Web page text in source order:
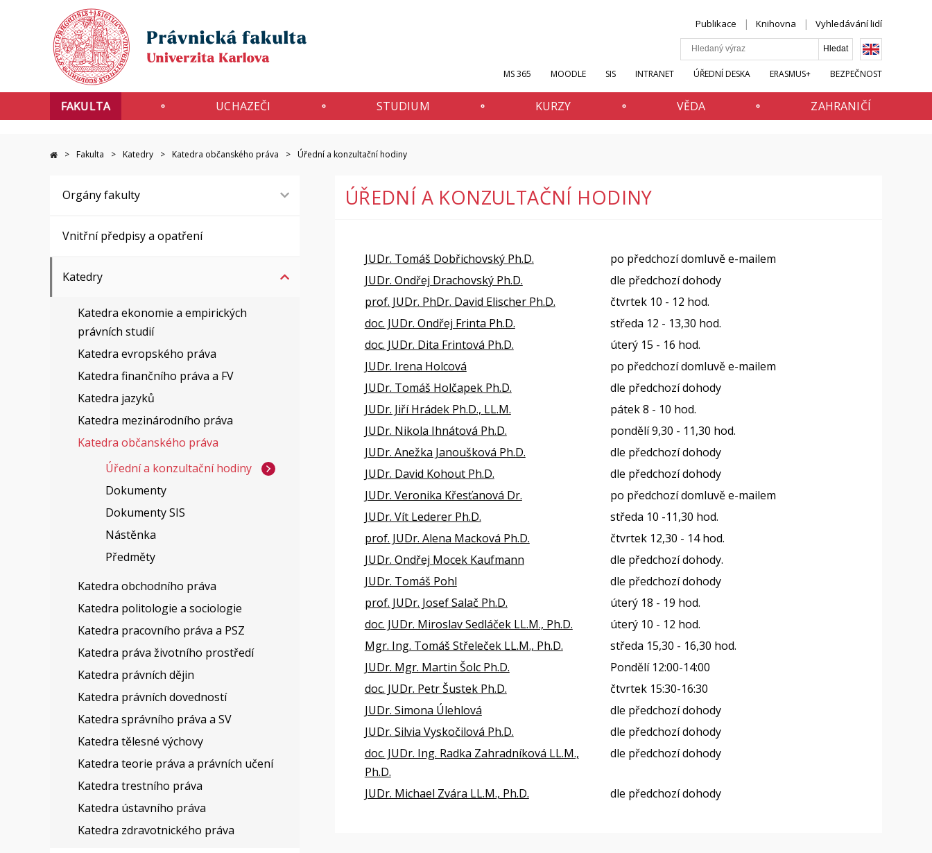
Publikace Knihovna Vyhledávání lidí
MS 365 MOODLE SIS INTRANET ÚŘEDNÍ DESKA ERASMUS+ BEZPEČNOST
FAKULTA UCHAZEČI STUDIUM KURZY VĚDA ZAHRANIČÍ
Fakulta Katedry Katedra občanského práva Úřední a konzultační hodiny
Orgány fakulty
Vnitřní předpisy a opatření
Katedry
Katedra ekonomie a empirických
právních studií
Katedra evropského práva
Katedra finančního práva a FV
Katedra jazyků
Katedra mezinárodního práva
Katedra občanského práva
Úřední a konzultační hodiny
Dokumenty
Dokumenty SIS
Nástěnka
Předměty
Katedra obchodního práva
Katedra politologie a sociologie
Katedra pracovního práva a PSZ
Katedra práva životního prostředí
Katedra právních dějin
Katedra právních dovedností
Katedra správního práva a SV
Katedra tělesné výchovy
Katedra teorie práva a právních učení
Katedra trestního práva
Katedra ústavního práva
Katedra zdravotnického práva
ÚŘEDNÍ A KONZULTAČNÍ HODINY
JUDr. Tomáš Dobřichovský Ph.D.
po předchozí domluvě e-mailem
JUDr. Ondřej Drachovský Ph.D.
dle předchozí dohody
prof. JUDr. PhDr. David Elischer Ph.D.
čtvrtek 10 - 12 hod.
doc. JUDr. Ondřej Frinta Ph.D.
středa 12 - 13,30 hod.
doc. JUDr. Dita Frintová Ph.D.
úterý 15 - 16 hod.
JUDr. Irena Holcová
po předchozí domluvě e-mailem
JUDr. Tomáš Holčapek Ph.D.
dle předchozí dohody
JUDr. Jiří Hrádek Ph.D., LL.M.
pátek 8 - 10 hod.
JUDr. Nikola Ihnátová Ph.D.
pondělí 9,30 - 11,30 hod.
JUDr. Anežka Janoušková Ph.D.
dle předchozí dohody
JUDr. David Kohout Ph.D.
dle předchozí dohody
JUDr. Veronika Křesťanová Dr.
po předchozí domluvě e-mailem
JUDr. Vít Lederer Ph.D.
středa 10 -11,30 hod.
prof. JUDr. Alena Macková Ph.D.
čtvrtek 12,30 - 14 hod.
JUDr. Ondřej Mocek Kaufmann
dle předchozí dohody.
JUDr. Tomáš Pohl
dle předchozí dohody
prof. JUDr. Josef Salač Ph.D.
úterý 18 - 19 hod.
doc. JUDr. Miroslav Sedláček LL.M., Ph.D.
úterý 10 - 12 hod.
Mgr. Ing. Tomáš Střeleček LL.M., Ph.D.
středa 15,30 - 16,30 hod.
JUDr. Mgr. Martin Šolc Ph.D.
Pondělí 12:00-14:00
doc. JUDr. Petr Šustek Ph.D.
čtvrtek 15:30-16:30
JUDr. Simona Úlehlová
dle předchozí dohody
JUDr. Silvia Vyskočilová Ph.D.
dle předchozí dohody
doc. JUDr. Ing. Radka Zahradníková LL.M.,
Ph.D.
dle předchozí dohody
JUDr. Michael Zvára LL.M., Ph.D. dle předchozí dohody